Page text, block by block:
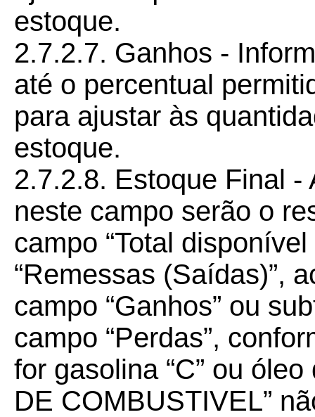
estoque.
2.7.2.7. Ganhos -
até o percentual
para ajustar às
estoque.
2.7.2.8. Estoque Final
neste campo serão o
campo “Total
“Remessas (Saídas)”,
campo “Ganhos” ou
campo “Perdas”,
for gasolina “C” ou
DE COMBUSTIVEL”